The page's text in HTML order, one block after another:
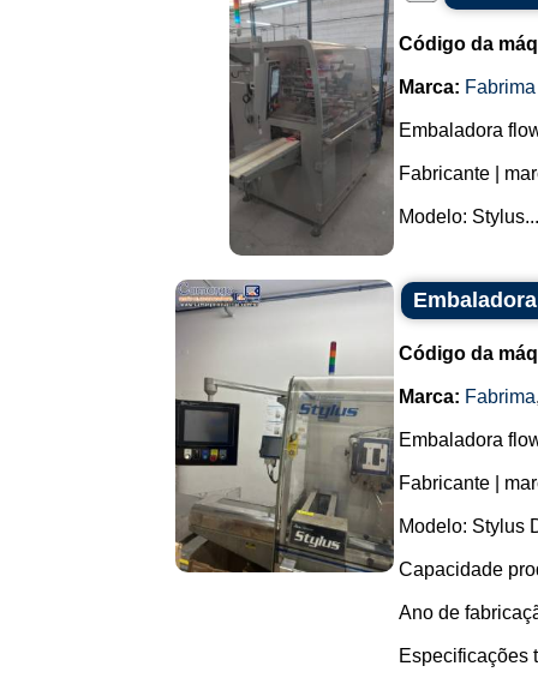
Código da
Marca: Fabrima
Embaladora
Fabricante |
Modelo:
Código da
Marca: Fabrima
Embaladora
Fabricante |
Modelo: Stylus
Capacidade
Ano de
Especificações